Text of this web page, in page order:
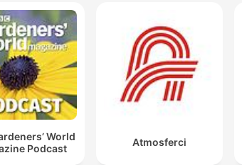
World
Podcast
Atmosferci